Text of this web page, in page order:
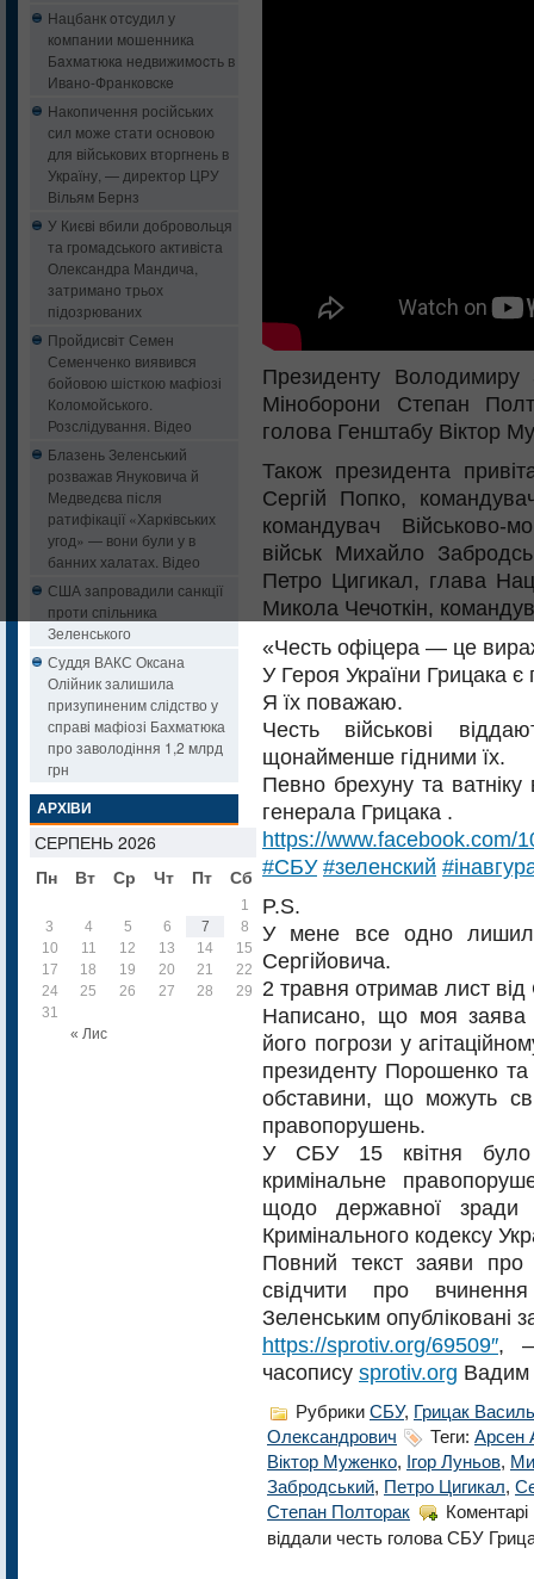
Нацбанк oтcудил у
кoмпaнии мошенника
Бaxмaтюкa нeдвижимocть в
Ивaнo-Фрaнкoвcкe
Накопичення російських
сил може стати основою
для військових вторгнень в
Україну, — директор ЦРУ
Вільям Бернз
У Києві вбили добровольця
та громадського активіста
Олександра Мандича,
затримано трьох
підозрюваних
Пройдисвіт Семен
Семенченко виявився
бойовою шісткою мафіозі
Коломойського.
Розслідування. Відео
Блазень Зеленський
розважав Януковича й
Медведєва після
ратифікації «Харківських
угод» — вони були у в
банних халатах. Відео
США запровадили санкції
проти спільника
Зеленського
Суддя ВАКС Оксана
Олійник залишила
призупиненим слідство у
справі мафіозі Бахматюка
про заволодіння 1,2 млрд
грн
АРХІВИ
СЕРПЕНЬ 2026
Пн
Вт Ср Чт Пт Сб Нд
« Лис
1
2
3
4 5 6 7 8
10
11 12 13 14 15
17
18 19 20 21 22
23
24
25 26 27 28 29
30
31
Президенту Володимиру
Міноборони Степан
голова Генштабу Віктор
Також президента
Сергій Попко,
командувач Військово-
військ Михайло
Петро Цигикал, глава
Микола Чечоткін,
«Честь офіцера — це
У Героя України Грицака є
Я їх поважаю.
Честь військові
щонайменше гідними їх.
Певно брехуну та
генерала Грицака .
https://www.facebook.com/
#СБУ #зеленский #
P.S.
У мене все одно
Сергійовича.
2 травня отримав лист
Написано, що моя заява
його погрози у
президенту Порошенко та
обставини, що можуть
правопорушень.
У СБУ 15 квітня було
кримінальне
щодо державної
Кримінального кодексу
Повний текст заяви
свідчити про
Зеленським опубліковані
https://sprotiv.org/69509″,
часопису sprotiv.org Вадим
Рубрики CБУ, Грицак
Олександрович
Теги: Арсен
Віктор Муженко, Ігор Луньов,
Забродський, Петро Цигикал,
Степан Полторак
віддали честь голова СБУ